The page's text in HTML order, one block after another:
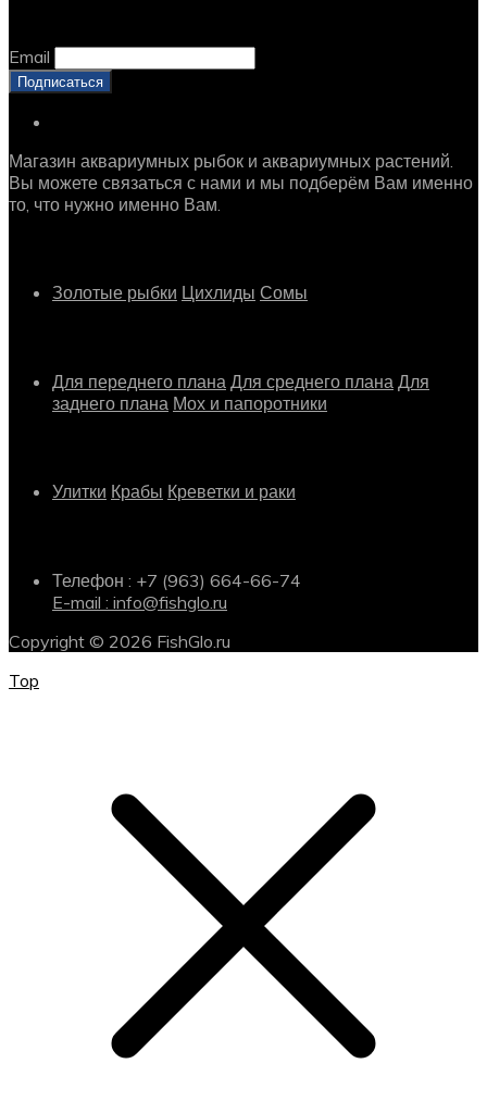
Email
Магазин аквариумных рыбок и аквариумных растений.
Вы можете связаться с нами и мы подберём Вам именно
то, что нужно именно Вам.
Золотые рыбки Цихлиды Сомы
Для переднего плана Для среднего плана Для
заднего плана Мох и папоротники
Улитки Крабы Креветки и раки
Телефон : +7 (963) 664-66-74
E-mail : info@fishglo.ru
Copyright © 2026 FishGlo.ru
Top